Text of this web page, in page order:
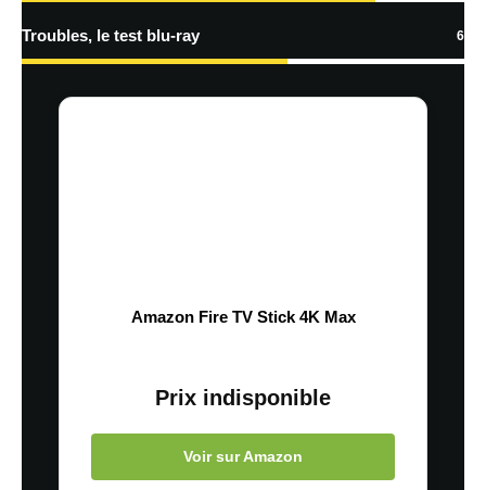
Troubles, le test blu-ray 6
Amazon Fire TV Stick 4K Max
Prix indisponible
Voir sur Amazon